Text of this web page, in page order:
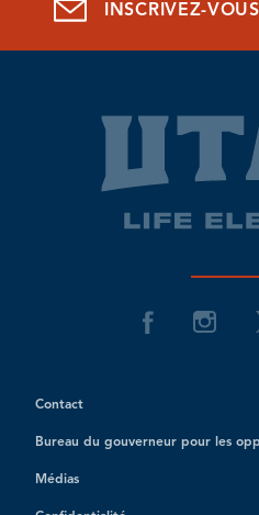
INSCRIVEZ-
Contact
Bureau du gouverneur pour les
Médias